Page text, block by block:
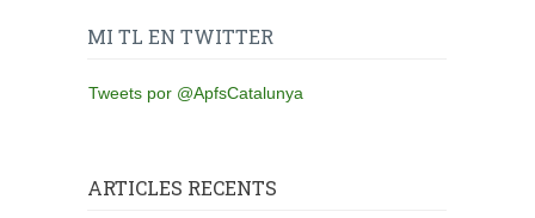
MI TL EN TWITTER
Tweets por @ApfsCatalunya
ARTICLES RECENTS